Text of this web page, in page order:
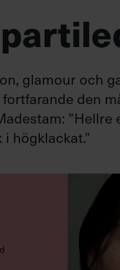
glamour och
den
högklackat.”